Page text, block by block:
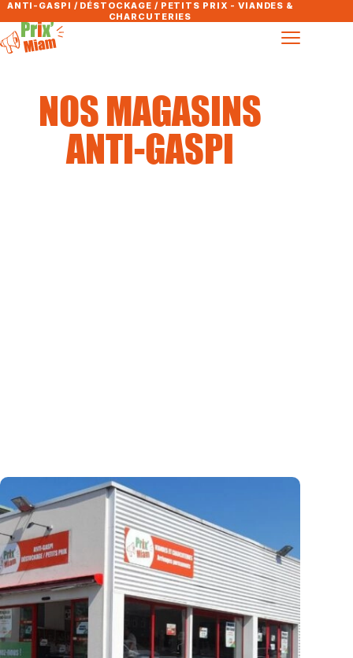
ANTI-GASPI / DÉSTOCKAGE / PETITS PRIX - VIANDES &
CHARCUTERIES
NOS MAGASINS
ANTI-GASPI